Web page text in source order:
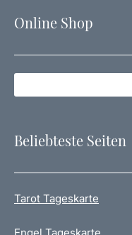
Online Shop
Beliebteste Seiten
Tarot Tageskarte